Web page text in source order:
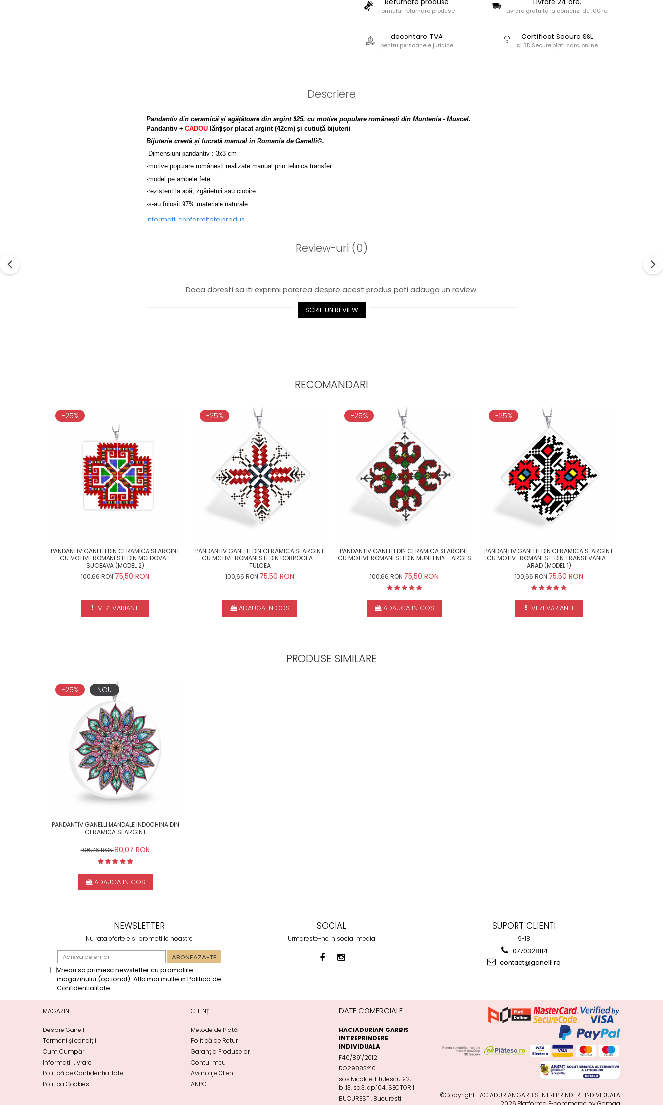
Formular returnare produse Livrare gratuita la comenzi de 100 lei
decontare TVA
pentru persoanele juridice
Certificat Secure SSL
si 3D Secure plati card online
Descriere
Pandantiv din ceramică și agățătoare din argint 925, cu motive populare românești din Muntenia - Muscel.
Pandantiv + CADOU lănțișor placat argint (42cm) și cutiuță bijuterii
Bijuterie creată și lucrată manual in Romania de Ganelli©.
-Dimensiuni pandantiv : 3x3 cm
-motive populare românești realizate manual prin tehnica transfer
-model pe ambele fețe
-rezistent la apă, zgârieturi sau ciobire
-s-au folosit 97% materiale naturale
Informatii conformitate produs
Review-uri (0)
Daca doresti sa iti exprimi parerea despre acest produs poti adauga un review.
SCRIE UN REVIEW
RECOMANDARI
-25%
PANDANTIV GANELLI DIN CERAMICA SI ARGINT
CU MOTIVE ROMANESTI DIN MOLDOVA -
SUCEAVA (MODEL 2)
100,66 RON75,50 RON
VEZI VARIANTE
-25%
PANDANTIV GANELLI DIN CERAMICA SI ARGINT
CU MOTIVE ROMANESTI DIN DOBROGEA -
TULCEA
100,66 RON75,50 RON
ADAUGA IN COS
-25%
PANDANTIV GANELLI DIN CERAMICA SI ARGINT
CU MOTIVE ROMANESTI DIN MUNTENIA - ARGES
100,66 RON75,50 RON
ADAUGA IN COS
-25%
PANDANTIV GANELLI DIN CERAMICA SI ARGINT
CU MOTIVE ROMANESTI DIN TRANSILVANIA -
ARAD (MODEL 1)
100,66 RON75,50 RON
VEZI VARIANTE
PRODUSE SIMILARE
-25% NOU
PANDANTIV GANELLI MANDALE INDOCHINA DIN
CERAMICA SI ARGINT
106,76 RON80,07 RON
ADAUGA IN COS
NEWSLETTER
Nu rata ofertele si promotiile noastre
Vreau sa primesc newsletter cu promotiile
magazinului (optional). Afla mai multe in Politica de
Confidentialitate
SOCIAL
Urmareste-ne in social media
SUPORT CLIENTI
9-18
0770328114
contact@ganelli.ro
MAGAZIN
Despre Ganelli
Termeni și condiții
Cum Cumpăr
Informații Livrare
Politică de Confidențialitate
Politica Cookies
CLIENȚI
Metode de Plată
Politică de Retur
Garanția Produselor
Contul meu
Avantaje Clienti
ANPC
DATE COMERCIALE
HACIADURIAN GARBIS
INTREPRINDERE
INDIVIDUALA
F40/891/2012
RO29883210
sos.Nicolae Titulescu 92,
bl.13, sc.3, ap.104, SECTOR 1
BUCURESTI, Bucuresti
©Copyright HACIADURIAN GARBIS INTREPRINDERE INDIVIDUALA
2026 Platforma E-commerce by Gomag